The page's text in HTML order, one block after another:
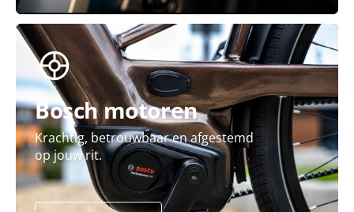
Bosch motoren
Krachtig, betrouwbaar en afgestemd
op jouw rit.